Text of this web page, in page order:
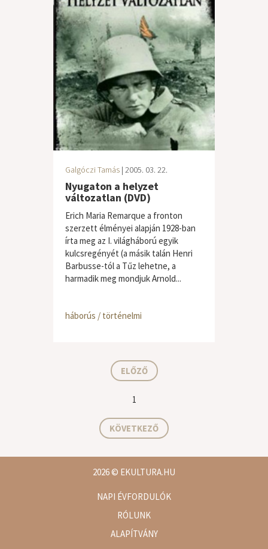
Galgóczi Tamás | 2005. 03. 22.
Nyugaton a helyzet
változatlan (DVD)
Erich Maria Remarque a fronton
szerzett élményei alapján 1928-ban
írta meg az I. világháború egyik
kulcsregényét (a másik talán Henri
Barbusse-tól a Tűz lehetne, a
harmadik meg mondjuk Arnold...
háborús / történelmi
ELŐZŐ
1
KÖVETKEZŐ
2026© EKULTURA.HU
NAPI ÉVFORDULÓK
RÓLUNK
ALAPÍTVÁNY